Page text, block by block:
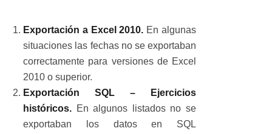
Exportación a Excel 2010. En algunas
situaciones las fechas no se exportaban
correctamente para versiones de Excel
2010 o superior.
Exportación SQL – Ejercicios
históricos. En algunos listados no se
exportaban los datos en SQL